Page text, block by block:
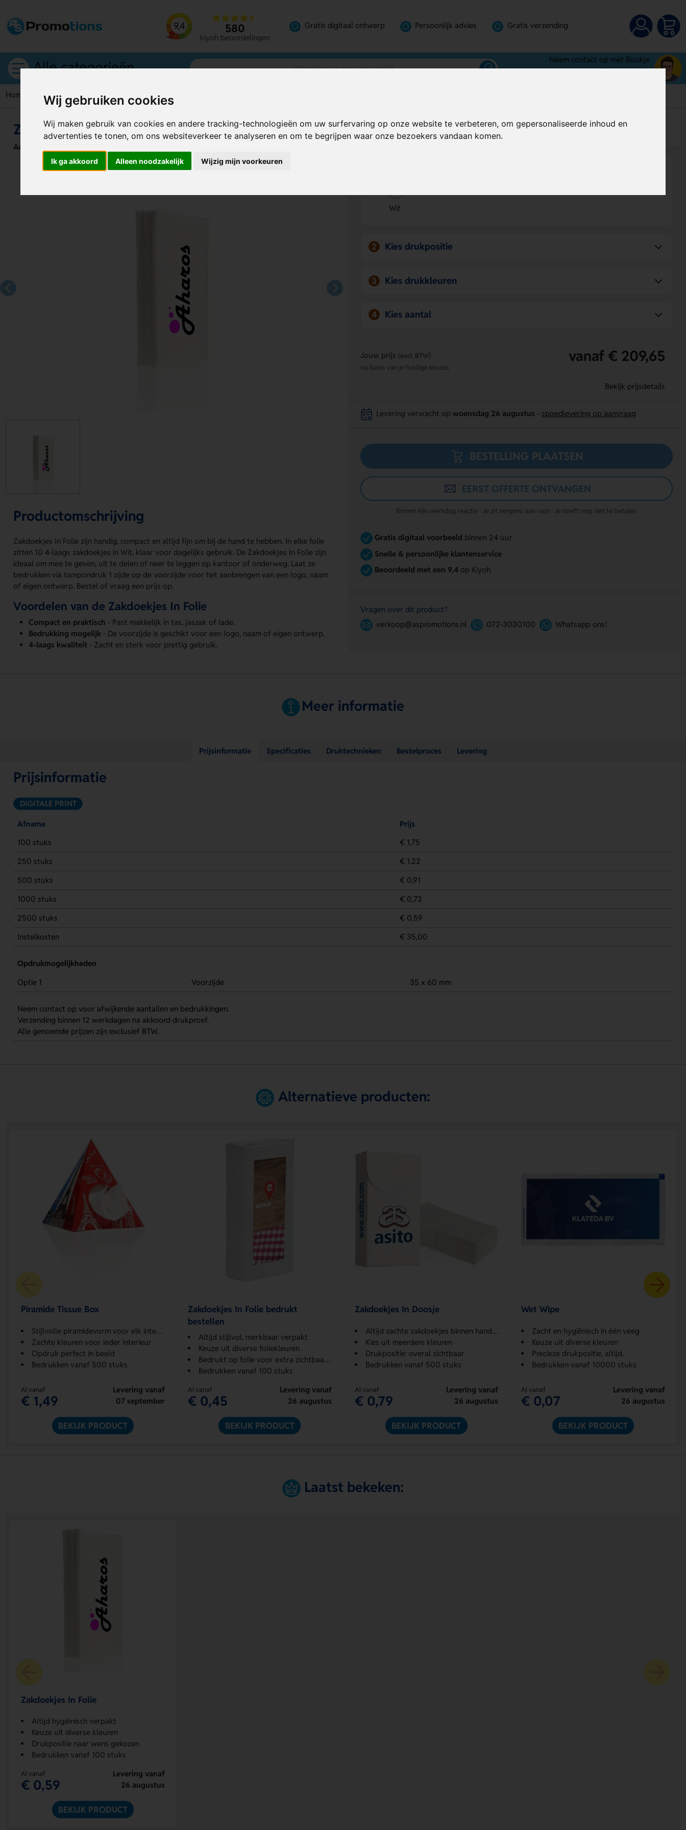
Wij gebruiken cookies
Wij maken gebruik van cookies en andere tracking-technologieën om uw surfervaring op onze website te verbeteren, om gepersonaliseerde inhoud en
advertenties te tonen, om ons websiteverkeer te analyseren en om te begrijpen waar onze bezoekers vandaan komen.
Ik ga akkoord Alleen noodzakelijk Wijzig mijn voorkeuren
9,4 580
kiyoh beoordelingen
Gratis digitaal ontwerp Persoonlijk advies Gratis verzending
Alle categorieën
Neem contact op met Boukje
072-3030100
Home Tissues Zakdoekjes In Folie
Zakdoekjes In Folie
Artikelnummer:
Productomschrijving
Zakdoekjes In Folie zijn handig, compact en altijd fijn om bij de hand te hebben. In elke folie
zitten 10 4-laags zakdoekjes in Wit, klaar voor dagelijks gebruik. De Zakdoekjes In Folie zijn
ideaal om mee te geven, uit te delen of neer te leggen op kantoor of onderweg. Laat ze
bedrukken via tampondruk 1 zijde op de voorzijde voor het aanbrengen van een logo, naam
of eigen ontwerp. Bestel of vraag een prijs op.
Voordelen van de Zakdoekjes In Folie
Compact en praktisch - Past makkelijk in tas, jaszak of lade.
Bedrukking mogelijk - De voorzijde is geschikt voor een logo, naam of eigen ontwerp.
4-laags kwaliteit - Zacht en sterk voor prettig gebruik.
Bereken mijn prijs Al vanaf€ 0,59 per stuk (excl. BTW)
Wit
2 Kies drukpositie
3 Kies drukkleuren
4 Kies aantal
Jouw prijs (excl. BTW) vanaf € 209,65
op basis van je huidige keuzes
Bekijk prijsdetails
Levering verwacht op woensdag 26 augustus spoedlevering op aanvraag
BESTELLING PLAATSEN
EERST OFFERTE ONTVANGEN
Binnen één werkdag reactie · Je zit nergens aan vast · Je hoeft nog niet te betalen
Gratis digitaal voorbeeldbinnen 24 uur
Snelle & persoonlijke klantenservice
Beoordeeld met een 9,4op Kiyoh
Vragen over dit product?
verkoop@aspromotions.nl
072-3030100 Whatsapp ons!
Meer informatie
Prijsinformatie Specificaties Druktechnieken Bestelproces Levering
Prijsinformatie
DIGITALE PRINT
Afname
Prijs
100 stuks
€ 1,75
250 stuks
€ 1,22
500 stuks
€ 0,91
1000 stuks
€ 0,73
2500 stuks
€ 0,59
Instelkosten
€ 35,00
Opdrukmogelijkheden
Optie 1
Voorzijde 35 x 60 mm
Neem contact op voor afwijkende aantallen en bedrukkingen.
Verzending binnen 12 werkdagen na akkoord drukproef.
Alle genoemde prijzen zijn exclusief BTW.
Alternatieve producten:
Piramide Tissue Box
Stijlvolle piramidevorm voor elk interieur
Zachte kleuren voor ieder interieur
Opdruk perfect in beeld
Bedrukken vanaf 500 stuks
Al vanaf
€ 1,49
Levering vanaf
07 september
BEKIJK PRODUCT
Zakdoekjes In Folie bedrukt
bestellen
Altijd stijlvol, merkbaar verpakt
Keuze uit diverse foliekleuren
Bedrukt op folie voor extra zichtbaarheid
Bedrukken vanaf 100 stuks
Al vanaf
€ 0,45
Levering vanaf
26 augustus
BEKIJK PRODUCT
Zakdoekjes In Doosje
Altijd zachte zakdoekjes binnen handbereik
Kies uit meerdere kleuren
Drukpositie: overal zichtbaar
Bedrukken vanaf 500 stuks
Al vanaf
€ 0,79
Levering vanaf
26 augustus
BEKIJK PRODUCT
Wet Wipe
Zacht en hygiënisch in één veeg
Keuze uit diverse kleuren
Precieze drukpositie, altijd.
Bedrukken vanaf 10000 stuks
Al vanaf
€ 0,07
Levering vanaf
26 augustus
BEKIJK PRODUCT
Laatst bekeken:
Zakdoekjes In Folie
Altijd hygiënisch verpakt
Keuze uit diverse kleuren
Drukpositie naar wens gekozen
Bedrukken vanaf 100 stuks
Al vanaf
€ 0,59
Levering vanaf
26 augustus
BEKIJK PRODUCT